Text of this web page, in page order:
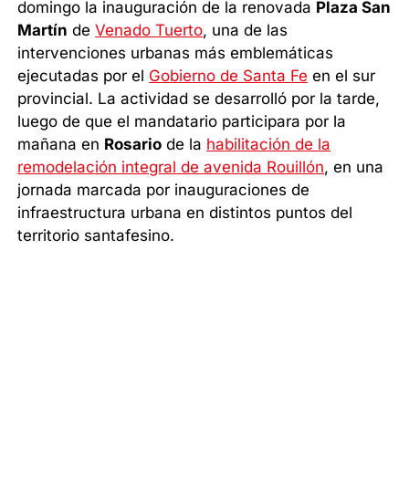
domingo la inauguración de la renovada Plaza San
Martín deVenado Tuerto, una de las
intervenciones urbanas más emblemáticas
ejecutadas por el Gobierno de Santa Fe en el sur
provincial. La actividad se desarrolló por la tarde,
luego de que el mandatario participara por la
mañana en Rosario de la habilitación de la
remodelación integral de avenida Rouillón, en una
jornada marcada por inauguraciones de
infraestructura urbana en distintos puntos del
territorio santafesino.